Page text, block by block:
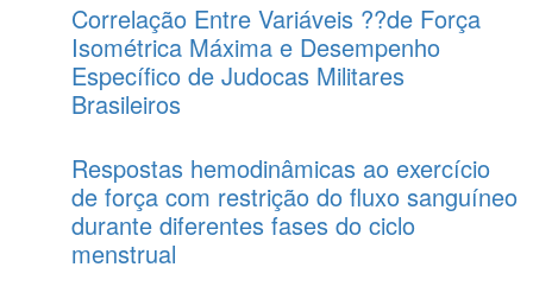
Correlação Entre Variáveis ??de Força
Isométrica Máxima e Desempenho
Específico de Judocas Militares
Brasileiros
Respostas hemodinâmicas ao exercício
de força com restrição do fluxo sanguíneo
durante diferentes fases do ciclo
menstrual